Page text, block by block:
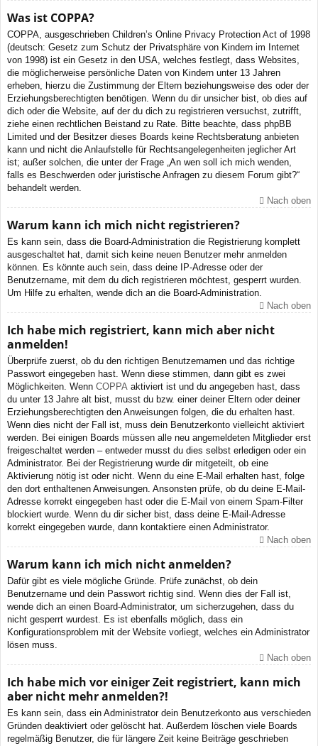
Was ist COPPA?
COPPA, ausgeschrieben Children’s Online Privacy Protection Act of 1998
(deutsch: Gesetz zum Schutz der Privatsphäre von Kindern im Internet
von 1998) ist ein Gesetz in den USA, welches festlegt, dass Websites,
die möglicherweise persönliche Daten von Kindern unter 13 Jahren
erheben, hierzu die Zustimmung der Eltern beziehungsweise des oder der
Erziehungsberechtigten benötigen. Wenn du dir unsicher bist, ob dies auf
dich oder die Website, auf der du dich zu registrieren versuchst, zutrifft,
ziehe einen rechtlichen Beistand zu Rate. Bitte beachte, dass phpBB
Limited und der Besitzer dieses Boards keine Rechtsberatung anbieten
kann und nicht die Anlaufstelle für Rechtsangelegenheiten jeglicher Art
ist; außer solchen, die unter der Frage „An wen soll ich mich wenden,
falls es Beschwerden oder juristische Anfragen zu diesem Forum gibt?“
behandelt werden.
Nach oben
Warum kann ich mich nicht registrieren?
Es kann sein, dass die Board-Administration die Registrierung komplett
ausgeschaltet hat, damit sich keine neuen Benutzer mehr anmelden
können. Es könnte auch sein, dass deine IP-Adresse oder der
Benutzername, mit dem du dich registrieren möchtest, gesperrt wurden.
Um Hilfe zu erhalten, wende dich an die Board-Administration.
Nach oben
Ich habe mich registriert, kann mich aber nicht
anmelden!
Überprüfe zuerst, ob du den richtigen Benutzernamen und das richtige
Passwort eingegeben hast. Wenn diese stimmen, dann gibt es zwei
Möglichkeiten. Wenn COPPA aktiviert ist und du angegeben hast, dass
du unter 13 Jahre alt bist, musst du bzw. einer deiner Eltern oder deiner
Erziehungsberechtigten den Anweisungen folgen, die du erhalten hast.
Wenn dies nicht der Fall ist, muss dein Benutzerkonto vielleicht aktiviert
werden. Bei einigen Boards müssen alle neu angemeldeten Mitglieder erst
freigeschaltet werden – entweder musst du dies selbst erledigen oder ein
Administrator. Bei der Registrierung wurde dir mitgeteilt, ob eine
Aktivierung nötig ist oder nicht. Wenn du eine E-Mail erhalten hast, folge
den dort enthaltenen Anweisungen. Ansonsten prüfe, ob du deine E-Mail-
Adresse korrekt eingegeben hast oder die E-Mail von einem Spam-Filter
blockiert wurde. Wenn du dir sicher bist, dass deine E-Mail-Adresse
korrekt eingegeben wurde, dann kontaktiere einen Administrator.
Nach oben
Warum kann ich mich nicht anmelden?
Dafür gibt es viele mögliche Gründe. Prüfe zunächst, ob dein
Benutzername und dein Passwort richtig sind. Wenn dies der Fall ist,
wende dich an einen Board-Administrator, um sicherzugehen, dass du
nicht gesperrt wurdest. Es ist ebenfalls möglich, dass ein
Konfigurationsproblem mit der Website vorliegt, welches ein Administrator
lösen muss.
Nach oben
Ich habe mich vor einiger Zeit registriert, kann mich
aber nicht mehr anmelden?!
Es kann sein, dass ein Administrator dein Benutzerkonto aus verschieden
Gründen deaktiviert oder gelöscht hat. Außerdem löschen viele Boards
regelmäßig Benutzer, die für längere Zeit keine Beiträge geschrieben